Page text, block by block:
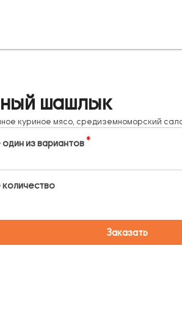
шашлык
куриное мясо, средиземноморский
из вариантов
Заказать